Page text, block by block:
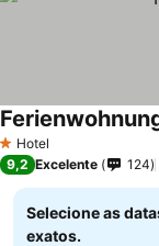
1 Estrelas
Hotel
9,2 Excelente 124
Selecione as
exatos.